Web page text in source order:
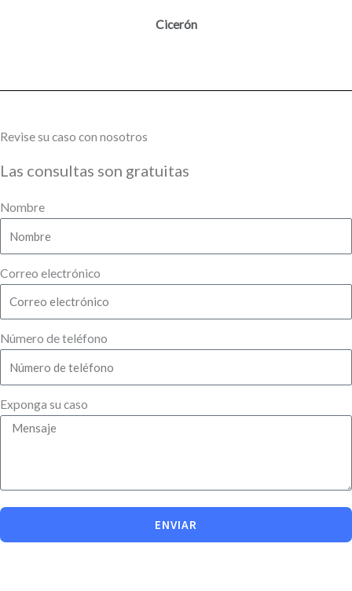
Cicerón
Revise su caso con nosotros
Las consultas son gratuitas
Nombre
Correo electrónico
Número de teléfono
Exponga su caso
ENVIAR